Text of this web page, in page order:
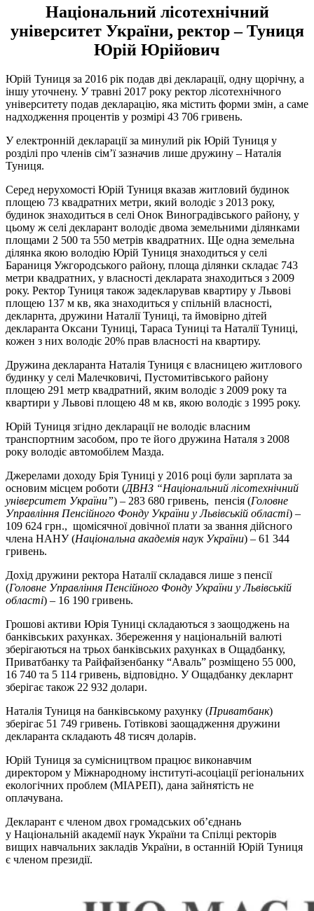
Національний лісотехнічний
університет України, ректор – Туниця
Юрій Юрійович
Юрій Туниця за 2016 рік подав дві декларації, одну щорічну, а
іншу уточнену. У травні 2017 року ректор лісотехнічного
університету подав декларацію, яка містить форми змін, а саме
надходження процентів у розмірі 43 706 гривень.
У електронній декларації за минулий рік Юрій Туниця у
розділі про членів сім’ї зазначив лише дружину – Наталія
Туниця.
Серед нерухомості Юрій Туниця вказав житловий будинок
площею 73 квадратних метри, який володіє з 2013 року,
будинок знаходиться в селі Онок Виноградівського району, у
цьому ж селі декларант володіє двома земельними ділянками
площами 2 500 та 550 метрів квадратних. Ще одна земельна
ділянка якою володію Юрій Туниця знаходиться у селі
Бараниця Ужгородського району, площа ділянки складає 743
метри квадратних, у власності декларата знаходиться з 2009
року. Ректор Туниця також задекларував квартиру у Львові
площею 137 м кв, яка знаходиться у спільній власності,
декларнта, дружини Наталії Туниці, та ймовірно дітей
декларанта Оксани Туниці, Тараса Туниці та Наталії Туниці,
кожен з них володіє 20% прав власності на квартиру.
Дружина декларанта Наталія Туниця є власницею житлового
будинку у селі Малечковичі, Пустомитівського району
площею 291 метр квадратний, яким володіє з 2009 року та
квартири у Львові площею 48 м кв, якою володіє з 1995 року.
Юрій Туниця згідно декларації не володіє власним
транспортним засобом, про те його дружина Наталя з 2008
року володіє автомобілем Мазда.
Джерелами доходу Брія Туниці у 2016 році були зарплата за
основим місцем роботи (ДВНЗ “Національний лісотехнічний
університет України”) – 283 680 гривень, пенсія (Головне
Управління Пенсійного Фонду України у Львівській області) –
109 624 грн., щомісячної довічної плати за звання дійсного
члена НАНУ (Національна академія наук України) – 61 344
гривень.
Дохід дружини ректора Наталії складався лише з пенсії
(Головне Управління Пенсійного Фонду України у Львівській
області) – 16 190 гривень.
Грошові активи Юрія Туниці складаються з заощоджень на
банківських рахунках. Збереження у національній валюті
зберігаються на трьох банківських рахунках в Ощадбанку,
Приватбанку та Райфайзенбанку “Аваль” розміщено 55 000,
16 740 та 5 114 гривень, відповідно. У Ощадбанку декларнт
зберігає також 22 932 долари.
Наталія Туниця на банківському рахунку (Приватбанк)
зберігає 51 749 гривень. Готівкові заощадження дружини
декларанта складають 48 тисяч доларів.
Юрій Туниця за сумісництвом працює виконавчим
директором у Міжнародному інституті-асоціації регіональних
екологічних проблем (МІАРЕП), дана зайнятість не
оплачувана.
Декларант є членом двох громадських об’єднань
у Національній академії наук України та Спілці ректорів
вищих навчальних закладів України, в останній Юрій Туниця
є членом президії.